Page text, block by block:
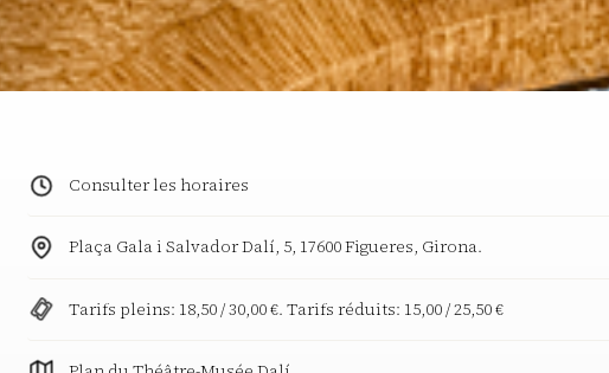
Consulter les horaires
Plaça Gala i Salvador Dalí, 5, 17600 Figueres, Girona.
Tarifs pleins: 18,50 / 30,00 €. Tarifs réduits: 15,00 / 25,50 €